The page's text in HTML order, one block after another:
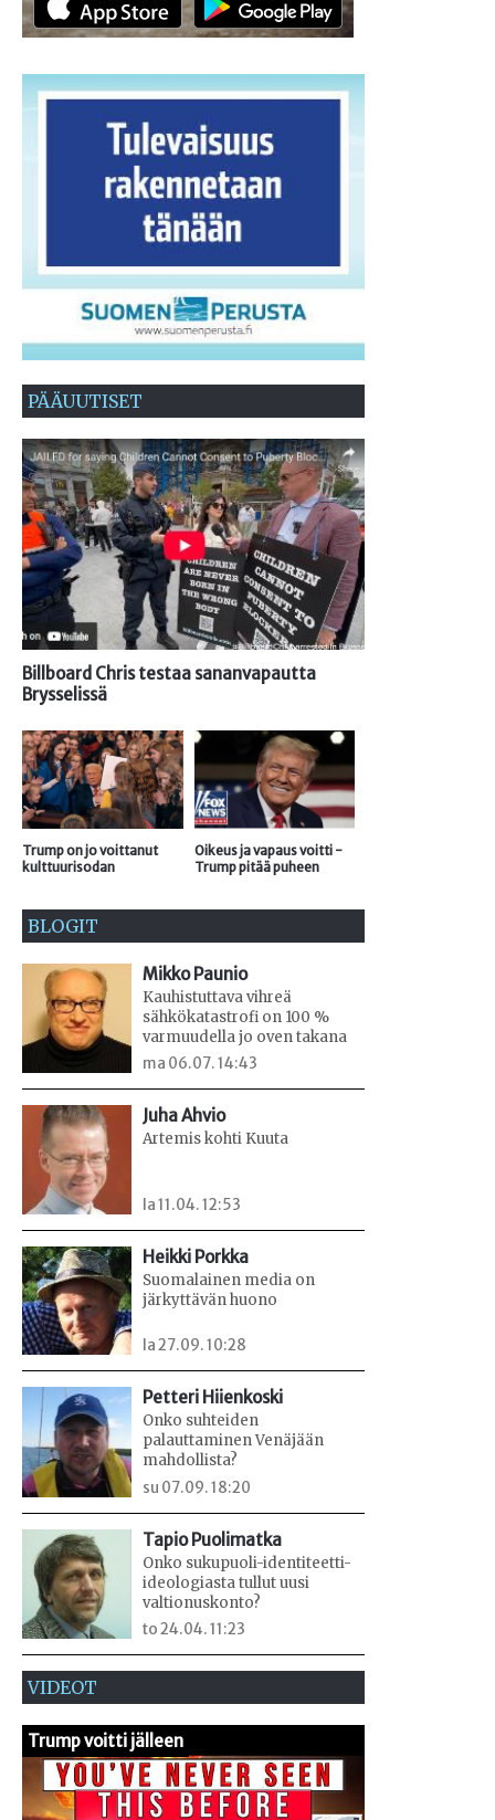
PÄÄUUTISET
Billboard Chris testaa sananvapautta
Brysselissä
Trump on jo voittanut
kulttuurisodan
Oikeus ja vapaus voitti -
Trump pitää puheen
BLOGIT
Mikko Paunio
Kauhistuttava vihreä
sähkökatastrofi on 100 %
varmuudella jo oven takana
ma 06.07. 14:43
Juha Ahvio
Artemis kohti Kuuta
la 11.04. 12:53
Heikki Porkka
Suomalainen media on
järkyttävän huono
la 27.09. 10:28
Petteri Hiienkoski
Onko suhteiden
palauttaminen Venäjään
mahdollista?
su 07.09. 18:20
Tapio Puolimatka
Onko sukupuoli-identiteetti-
ideologiasta tullut uusi
valtionuskonto?
to 24.04. 11:23
VIDEOT
Trump voitti jälleen